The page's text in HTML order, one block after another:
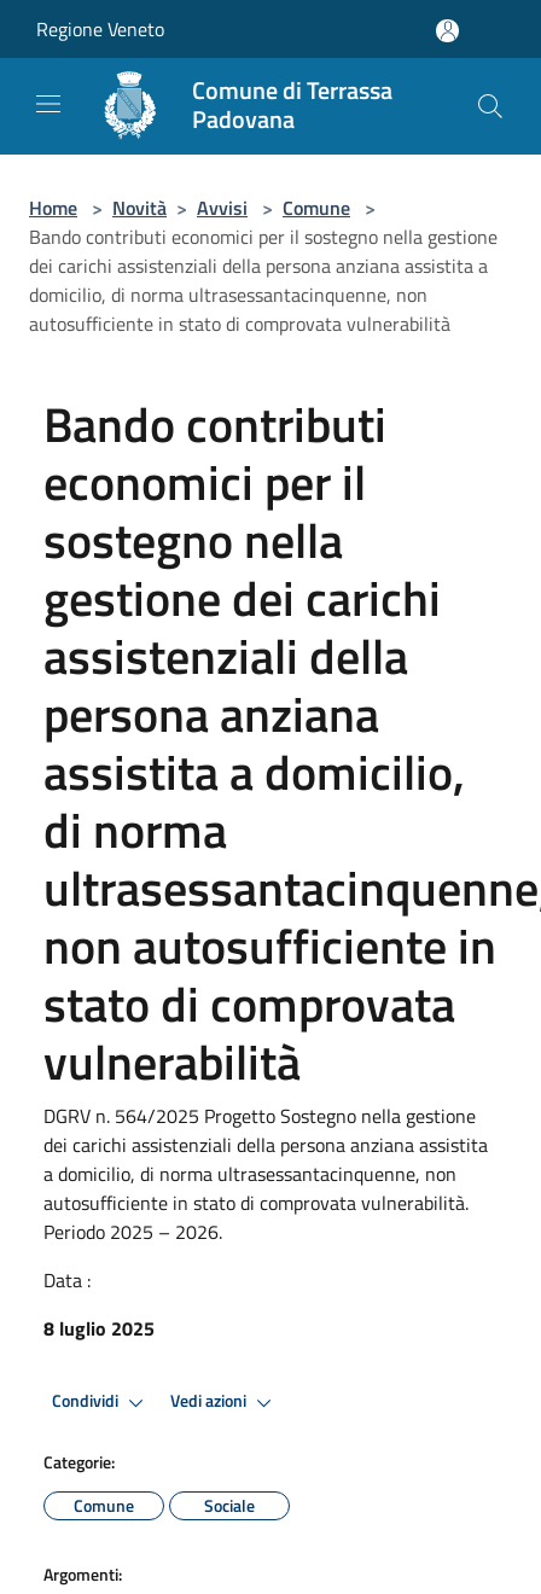
Regione Veneto
Comune di Terrassa
Padovana
Home > Novità > Avvisi > Comune >
Bando contributi economici per il sostegno nella gestione
dei carichi assistenziali della persona anziana assistita a
domicilio, di norma ultrasessantacinquenne, non
autosufficiente in stato di comprovata vulnerabilità
Bando contributi
economici per il
sostegno nella
gestione dei carichi
assistenziali della
persona anziana
assistita a domicilio,
di norma
non autosufficiente in
stato di comprovata
vulnerabilità
DGRV n. 564/2025 Progetto Sostegno nella gestione
dei carichi assistenziali della persona anziana assistita
a domicilio, di norma ultrasessantacinquenne, non
autosufficiente in stato di comprovata vulnerabilità.
Periodo 2025 – 2026.
Data :
8 luglio 2025
Condividi Vedi azioni
Categorie:
Comune
Sociale
Argomenti: